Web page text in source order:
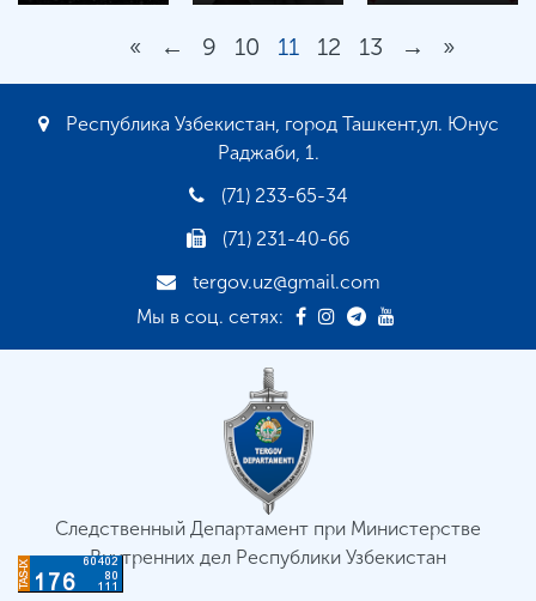
« ← 9 10 11 12 13 → »
Республика Узбекистан, город Ташкент,ул. Юнус
Раджаби, 1.
(71) 233-65-34
(71) 231-40-66
tergov.uz@gmail.com
Мы в соц. сетях:
Следственный Департамент при Министерстве
Внутренних дел Республики Узбекистан